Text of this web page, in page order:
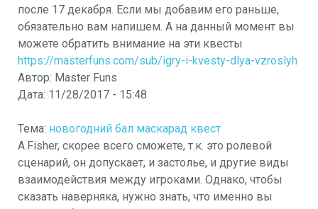
после 17 декабря. Если мы добавим его раньше,
обязательно вам напишем. А на данный момент вы
можете обратить внимание на эти квесты
https://masterfuns.com/sub/igry-i-kvesty-dlya-vzroslyh
Автор: Master Funs
Дата: 11/28/2017 - 15:48
Тема: новогодний бал маскарад квест
A.Fisher, скорее всего сможете, т.к. это ролевой
сценарий, он допускает, и застолье, и другие виды
взаимодействия между игроками. Однако, чтобы
сказать наверняка, нужно знать, что именно вы